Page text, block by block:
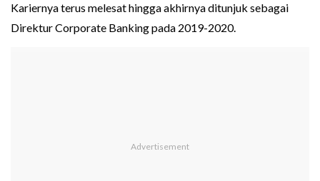
Kariernya terus melesat hingga akhirnya ditunjuk sebagai
Direktur Corporate Banking pada 2019-2020.